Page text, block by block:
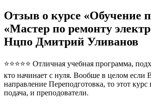
Отзыв о курсе «Обучение
«Мастер по ремонту
Нцпо Дмитрий Уливанов
⭐⭐⭐⭐⭐ Отличная учебная программа,
кто начинает с нуля. Вообше в целом если
направление Переподготовка, то этот курс
подача, и преподователи.